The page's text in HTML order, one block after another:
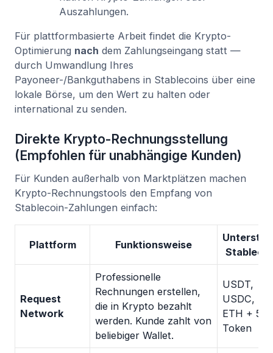
Auszahlungen.
Für plattformbasierte Arbeit findet die Krypto-
Optimierung nach dem Zahlungseingang statt —
durch Umwandlung Ihres
Payoneer-/Bankguthabens in Stablecoins über eine
lokale Börse, um den Wert zu halten oder
international zu senden.
Direkte Krypto-Rechnungsstellung
(Empfohlen für unabhängige Kunden)
Für Kunden außerhalb von Marktplätzen machen
Krypto-Rechnungstools den Empfang von
Stablecoin-Zahlungen einfach:
Plattform Funktionsweise
Request
Network
Professionelle
Rechnungen erstellen,
die in Krypto bezahlt
werden. Kunde zahlt von
beliebiger Wallet.
USDT,
USDC,
ETH + 50
Token